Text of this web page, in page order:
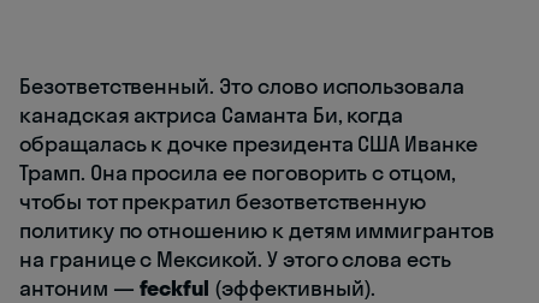
Безответственный. Это слово использовала
канадская актриса Саманта Би, когда
обращалась к дочке президента США Иванке
Трамп. Она просила ее поговорить с отцом,
чтобы тот прекратил безответственную
политику по отношению к детям иммигрантов
на границе с Мексикой. У этого слова есть
антоним — feckful (эффективный).